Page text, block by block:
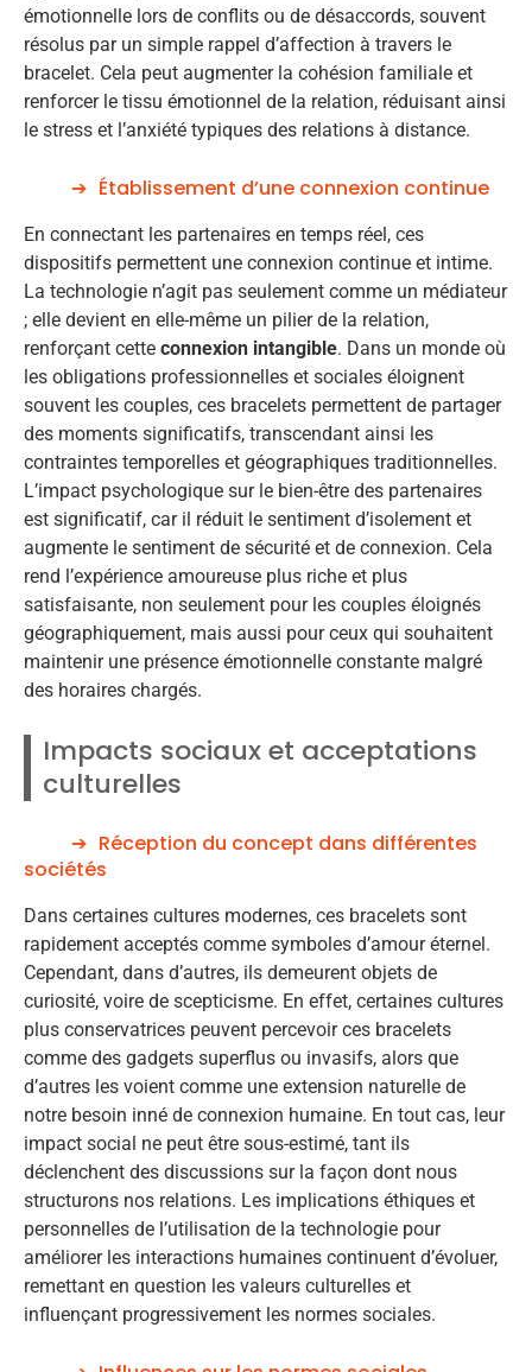
émotionnelle lors de conflits ou de désaccords, souvent
résolus par un simple rappel d’affection à travers le
bracelet. Cela peut augmenter la cohésion familiale et
renforcer le tissu émotionnel de la relation, réduisant ainsi
le stress et l’anxiété typiques des relations à distance.
Établissement d’une connexion continue
En connectant les partenaires en temps réel, ces
dispositifs permettent une connexion continue et intime.
La technologie n’agit pas seulement comme un médiateur
; elle devient en elle-même un pilier de la relation,
renforçant cette connexion intangible. Dans un monde où
les obligations professionnelles et sociales éloignent
souvent les couples, ces bracelets permettent de partager
des moments significatifs, transcendant ainsi les
contraintes temporelles et géographiques traditionnelles.
L’impact psychologique sur le bien-être des partenaires
est significatif, car il réduit le sentiment d’isolement et
augmente le sentiment de sécurité et de connexion. Cela
rend l’expérience amoureuse plus riche et plus
satisfaisante, non seulement pour les couples éloignés
géographiquement, mais aussi pour ceux qui souhaitent
maintenir une présence émotionnelle constante malgré
des horaires chargés.
Impacts sociaux et acceptations
culturelles
Réception du concept dans différentes
sociétés
Dans certaines cultures modernes, ces bracelets sont
rapidement acceptés comme symboles d’amour éternel.
Cependant, dans d’autres, ils demeurent objets de
curiosité, voire de scepticisme. En effet, certaines cultures
plus conservatrices peuvent percevoir ces bracelets
comme des gadgets superflus ou invasifs, alors que
d’autres les voient comme une extension naturelle de
notre besoin inné de connexion humaine. En tout cas, leur
impact social ne peut être sous-estimé, tant ils
déclenchent des discussions sur la façon dont nous
structurons nos relations. Les implications éthiques et
personnelles de l’utilisation de la technologie pour
améliorer les interactions humaines continuent d’évoluer,
remettant en question les valeurs culturelles et
influençant progressivement les normes sociales.